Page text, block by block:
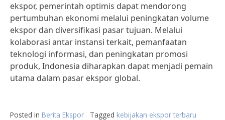
ekspor, pemerintah optimis dapat mendorong
pertumbuhan ekonomi melalui peningkatan volume
ekspor dan diversifikasi pasar tujuan. Melalui
kolaborasi antar instansi terkait, pemanfaatan
teknologi informasi, dan peningkatan promosi
produk, Indonesia diharapkan dapat menjadi pemain
utama dalam pasar ekspor global.
Posted in Berita Ekspor Tagged kebijakan ekspor terbaru